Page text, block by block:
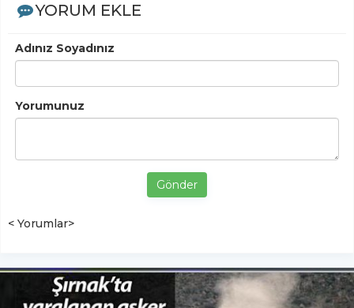
YORUM EKLE
Adınız Soyadınız
Yorumunuz
Gönder
< Yorumlar>